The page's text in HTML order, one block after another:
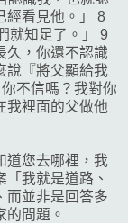
經看見他。」 8
就知足了。」 9
久，你還不認識
說『將父顯給我
不信嗎？我對你
我裡面的父做他
道您去哪裡，我
我就是道路、
而並非是回答多
的問題。